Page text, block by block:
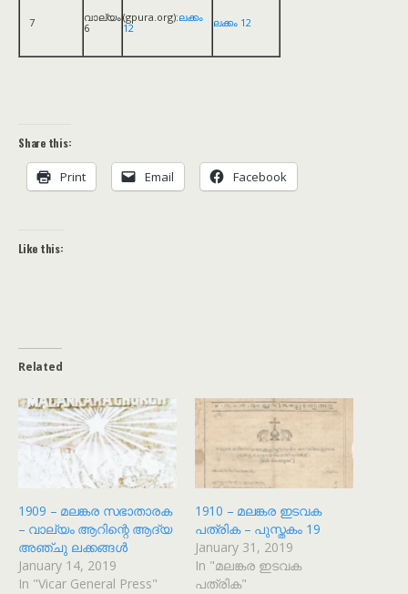
7
വാല്യം
6
(gpura.org):ലക്കം
12
ലക്കം 12
Share this:
Print Email Facebook
Like this:
Related
1909 – മലങ്കര സഭാതാരക
– വാല്യം ആറിന്റെ ആദ്യ
അഞ്ചു ലക്കങ്ങൾ
January 14, 2019
In "Vicar General Press"
1910 – മലങ്കര ഇടവക
പത്രിക – പുസ്തകം 19
January 31, 2019
In "മലങ്കര ഇടവക
പത്രിക"